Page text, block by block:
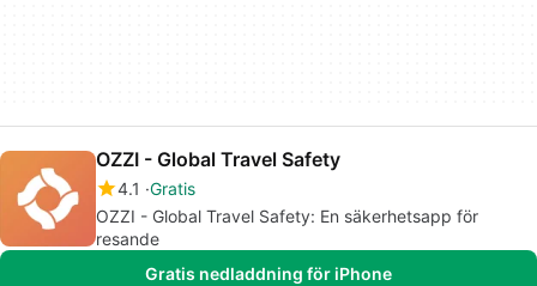
OZZI - Global Travel Safety
4.1 Gratis
OZZI - Global Travel Safety: En säkerhetsapp för
resande
Gratis nedladdning för iPhone